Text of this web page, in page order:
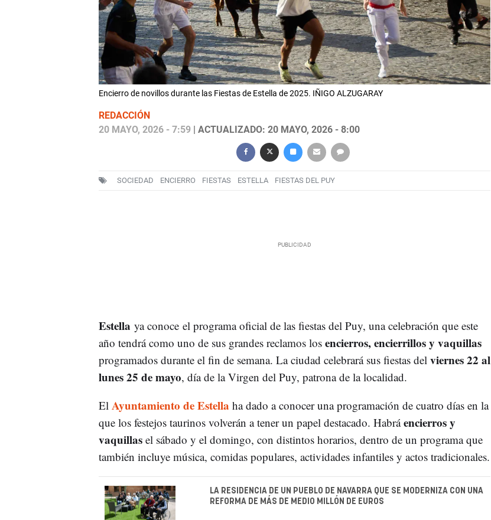
Encierro de novillos durante las Fiestas de Estella de 2025. IÑIGO ALZUGARAY
REDACCIÓN
20 MAYO, 2026 - 7:59| ACTUALIZADO: 20 MAYO, 2026 - 8:00
SOCIEDAD ENCIERRO FIESTAS ESTELLA FIESTAS DEL PUY
Estella ya conoce el programa oficial de las fiestas del Puy, una celebración que este
año tendrá como uno de sus grandes reclamos los encierros, encierrillos y vaquillas
programados durante el fin de semana. La ciudad celebrará sus fiestas del viernes 22 al
lunes 25 de mayo, día de la Virgen del Puy, patrona de la localidad.
El Ayuntamiento de Estella ha dado a conocer una programación de cuatro días en la
que los festejos taurinos volverán a tener un papel destacado. Habráencierros y
vaquillasel sábado y el domingo, con distintos horarios, dentro de un programa que
también incluye música, comidas populares, actividades infantiles y actos tradicionales.
LA RESIDENCIA DE UN PUEBLO DE NAVARRA QUE SE MODERNIZA CON UNA
REFORMA DE MÁS DE MEDIO MILLÓN DE EUROS